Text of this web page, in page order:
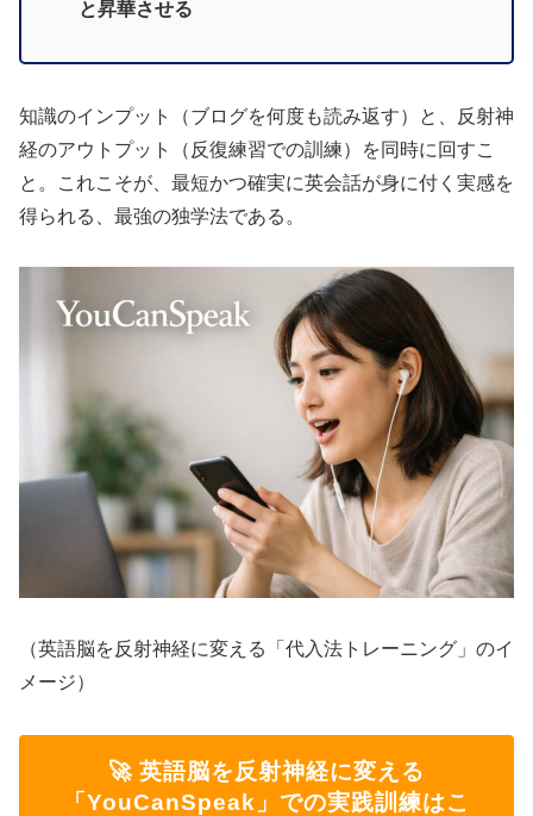
と昇華させる
知識のインプット（ブログを何度も読み返す）と、反射神
経のアウトプット（反復練習での訓練）を同時に回すこ
と。これこそが、最短かつ確実に英会話が身に付く実感を
得られる、最強の独学法である。
（英語脳を反射神経に変える「代入法トレーニング」のイ
メージ）
🚀 英語脳を反射神経に変える
「YouCanSpeak」での実践訓練はこ